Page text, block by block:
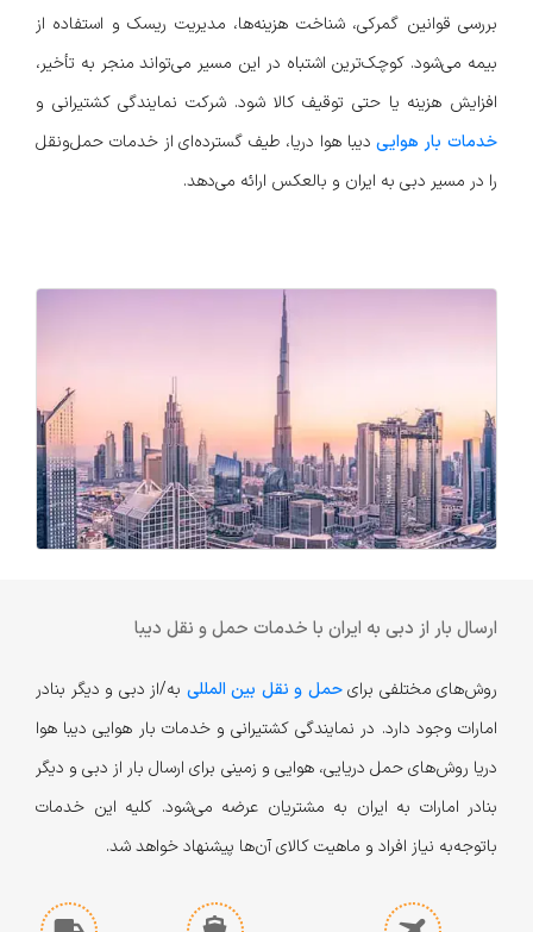
بررسی قوانین گمرکی، شناخت هزینه‌ها، مدیریت ریسک و استفاده از
بیمه می‌شود. کوچک‌ترین اشتباه در این مسیر می‌تواند منجر به تأخیر،
افزایش هزینه یا حتی توقیف کالا شود. شرکت نمایندگی کشتیرانی و
خدمات بار هواییدیبا هوا دریا، طیف گسترده‌ای از خدمات حمل‌ونقل
را در مسیر دبی به ایران و بالعکس ارائه می‌دهد.
ارسال بار از دبی به ایران با خدمات حمل و نقل دیبا
روش‌های مختلفی برایحمل و نقل بین المللی به/از دبی و دیگر بنادر
امارات وجود دارد. در نمایندگی کشتیرانی و خدمات بار هوایی دیبا هوا
دریا روش‌های حمل دریایی، هوایی و زمینی برای ارسال بار از دبی و دیگر
بنادر امارات به ایران به مشتریان عرضه می‌شود. کلیه این خدمات
با‌توجه‌به نیاز افراد و ماهیت کالای آن‌ها پیشنهاد خواهد شد.